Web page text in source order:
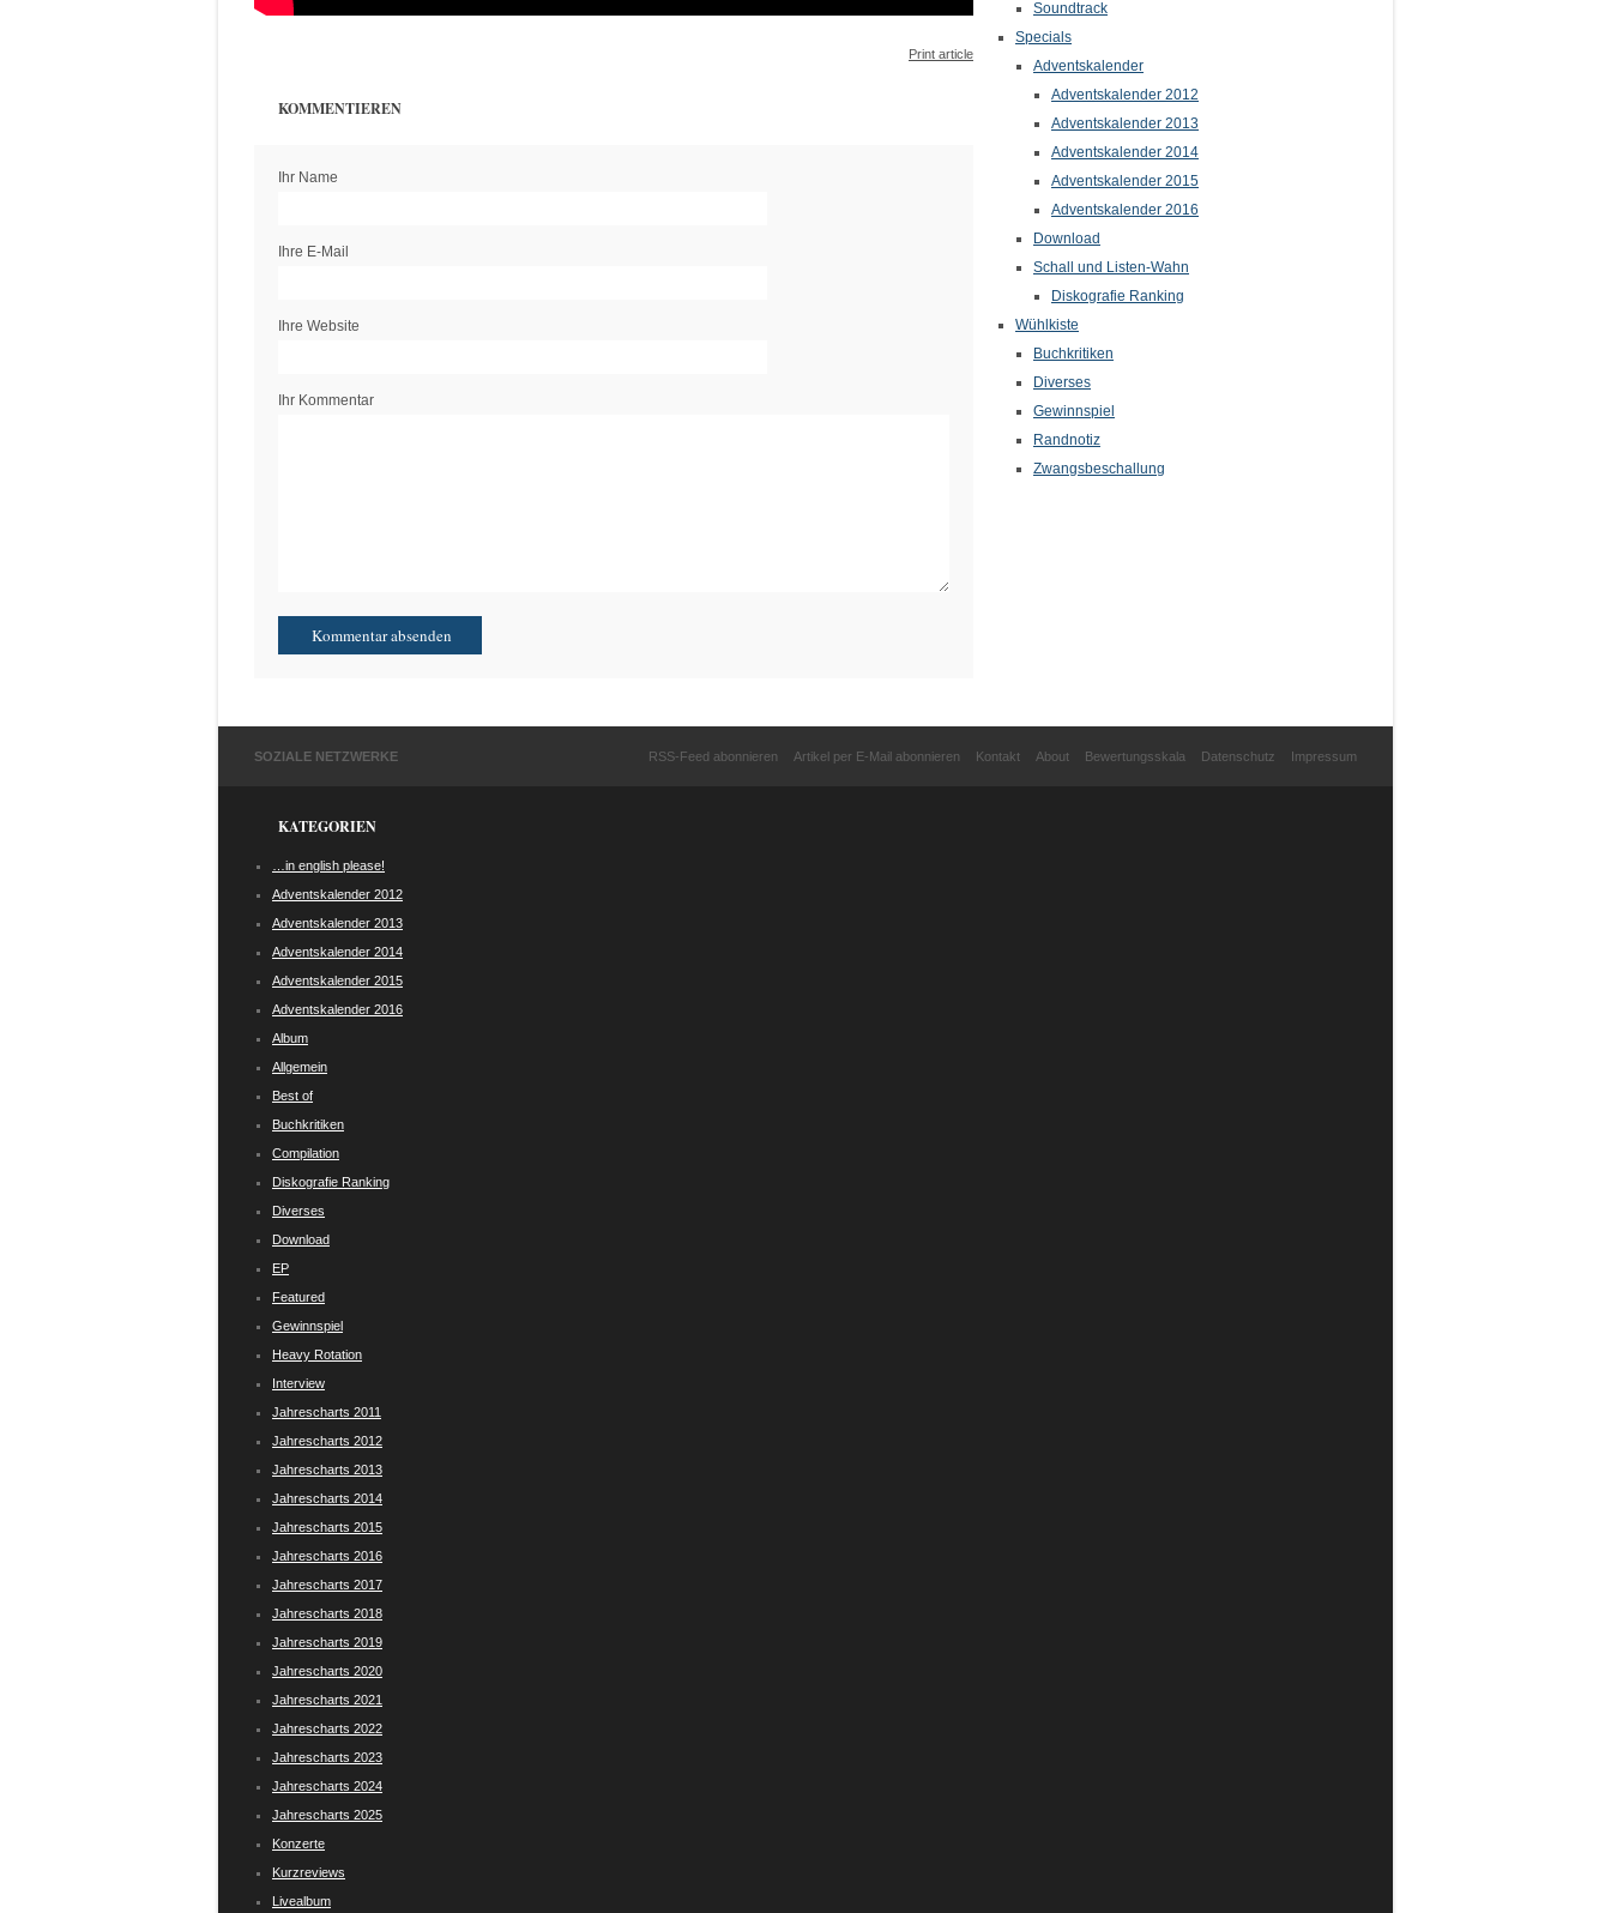
Print article
KOMMENTIEREN
Ihr Name
Ihre E-Mail
Ihre Website
Ihr Kommentar
Soundtrack
Specials
Adventskalender
Adventskalender 2012
Adventskalender 2013
Adventskalender 2014
Adventskalender 2015
Adventskalender 2016
Download
Schall und Listen-Wahn
Diskografie Ranking
Wühlkiste
Buchkritiken
Diverses
Gewinnspiel
Randnotiz
Zwangsbeschallung
SOZIALE NETZWERKE RSS-Feed abonnieren Artikel per E-Mail abonnieren Kontakt About Bewertungsskala Datenschutz Impressum
KATEGORIEN
…in english please!
Adventskalender 2012
Adventskalender 2013
Adventskalender 2014
Adventskalender 2015
Adventskalender 2016
Album
Allgemein
Best of
Buchkritiken
Compilation
Diskografie Ranking
Diverses
Download
EP
Featured
Gewinnspiel
Heavy Rotation
Interview
Jahrescharts 2011
Jahrescharts 2012
Jahrescharts 2013
Jahrescharts 2014
Jahrescharts 2015
Jahrescharts 2016
Jahrescharts 2017
Jahrescharts 2018
Jahrescharts 2019
Jahrescharts 2020
Jahrescharts 2021
Jahrescharts 2022
Jahrescharts 2023
Jahrescharts 2024
Jahrescharts 2025
Konzerte
Kurzreviews
Livealbum